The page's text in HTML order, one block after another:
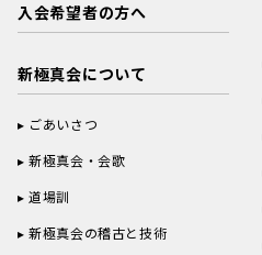
入会希望者の方へ
新極真会について
ごあいさつ
新極真会・会歌
道場訓
新極真会の稽古と技術